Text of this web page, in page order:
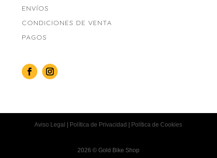
ENVÍOS
CONDICIONES DE VENTA
PAGOS
Aviso Legal Política de Privacidad Política de Cookies
2026 © Gold Bike Shop